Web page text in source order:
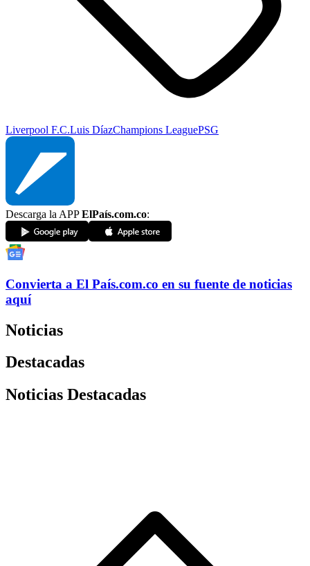
Liverpool F.C.Luis DíazChampions LeaguePSG
Descarga la APPElPaís.com.co:
Convierta a El País.com.co en su fuente de noticias
aquí
Noticias
Destacadas
Noticias Destacadas